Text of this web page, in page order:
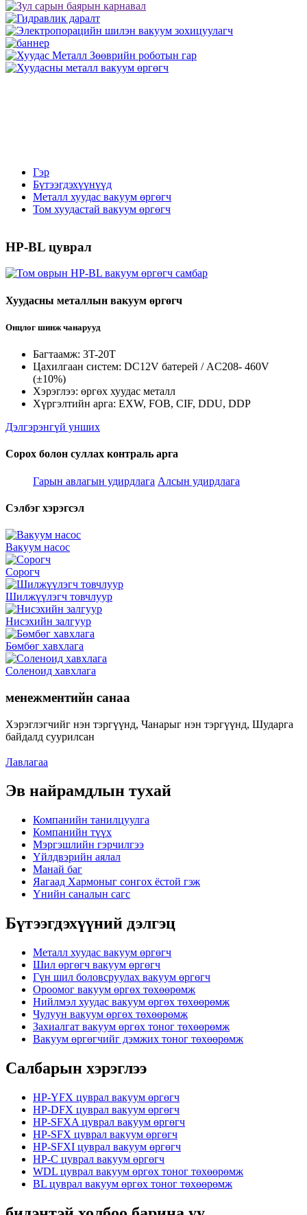
Гэр
Бүтээгдэхүүнүүд
Металл хуудас вакуум өргөгч
Том хуудастай вакуум өргөгч
HP-BL цуврал
Хуудасны металлын вакуум өргөгч
Онцлог шинж чанарууд
Багтаамж: 3T-20T
Цахилгаан систем: DC12V батерей / AC208- 460V
(±10%)
Хэрэглээ: өргөх хуудас металл
Хүргэлтийн арга: EXW, FOB, CIF, DDU, DDP
Дэлгэрэнгүй унших
Сорох болон суллах контраль арга
Гарын авлагын удирдлага Алсын удирдлага
Сэлбэг хэрэгсэл
Вакуум насос
Сорогч
Шилжүүлэгч товчлуур
Нисэхийн залгуур
Бөмбөг хавхлага
Соленоид хавхлага
менежментийн санаа
Хэрэглэгчийг нэн тэргүүнд, Чанарыг нэн тэргүүнд, Шударга
байдалд суурилсан
Лавлагаа
Эв найрамдлын тухай
Компанийн танилцуулга
Компанийн түүх
Мэргэшлийн гэрчилгээ
Үйлдвэрийн аялал
Манай баг
Яагаад Хармоныг сонгох ёстой гэж
Үнийн саналын сагс
Бүтээгдэхүүний дэлгэц
Металл хуудас вакуум өргөгч
Шил өргөгч вакуум өргөгч
Гүн шил боловсруулах вакуум өргөгч
Ороомог вакуум өргөх төхөөрөмж
Нийлмэл хуудас вакуум өргөх төхөөрөмж
Чулуун вакуум өргөх төхөөрөмж
Захиалгат вакуум өргөх тоног төхөөрөмж
Вакуум өргөгчийг дэмжих тоног төхөөрөмж
Салбарын хэрэглээ
HP-YFX цуврал вакуум өргөгч
HP-DFX цуврал вакуум өргөгч
HP-SFXA цуврал вакуум өргөгч
HP-SFX цуврал вакуум өргөгч
HP-SFXI цуврал вакуум өргөгч
HP-C цуврал вакуум өргөгч
WDL цуврал вакуум өргөх тоног төхөөрөмж
BL цуврал вакуум өргөх тоног төхөөрөмж